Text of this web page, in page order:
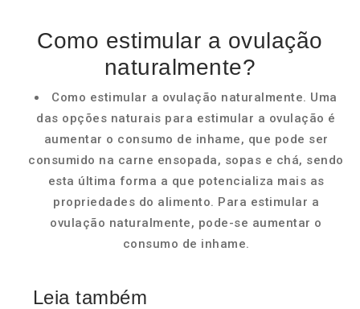
Como estimular a ovulação
naturalmente?
Como estimular a ovulação naturalmente. Uma
das opções naturais para estimular a ovulação é
aumentar o consumo de inhame, que pode ser
consumido na carne ensopada, sopas e chá, sendo
esta última forma a que potencializa mais as
propriedades do alimento. Para estimular a
ovulação naturalmente, pode-se aumentar o
consumo de inhame.
Leia também